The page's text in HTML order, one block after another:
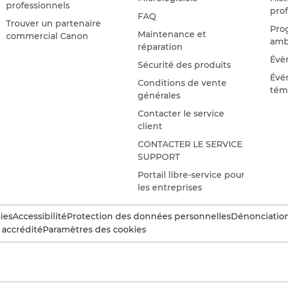
professionnels
Trouver un partenaire
commercial Canon
FAQ
Maintenance et
réparation
Sécurité des produits
Conditions de vente
générales
Contacter le service
client
CONTACTER LE SERVICE
SUPPORT
Portail libre-service pour
les entreprises
AccessibilitéProtection des données personnelles
Paramètres des cookies